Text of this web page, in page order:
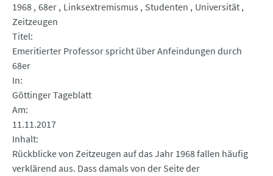
1968 68er Linksextremismus Studenten
Universität
Zeitzeugen
Titel
Emeritierter Professor spricht über Anfeindungen durch
68er
In
Göttinger Tageblatt
Am
11.11.2017
Inhalt
Rückblicke von Zeitzeugen auf das Jahr 1968 fallen häufig
verklärend aus. Dass damals von der Seite der